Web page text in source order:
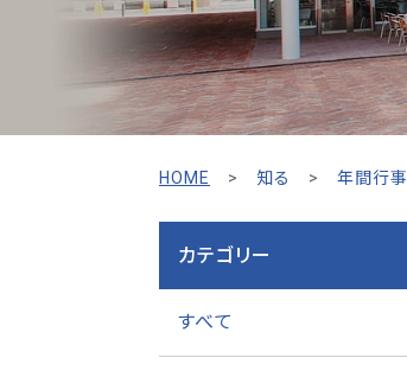
HOME > 知る >年間行事
カテゴリー
すべて